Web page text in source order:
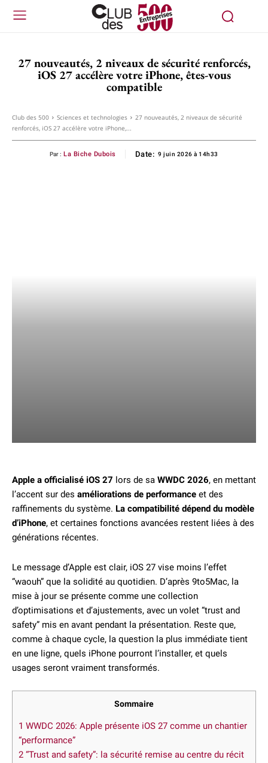
27 nouveautés, 2 niveaux de sécurité renforcés,
iOS 27 accélère votre iPhone, êtes-vous
compatible
Club des 500 Sciences et technologies
27 nouveautés, 2 niveaux de sécurité
renforcés, iOS 27 accélère votre iPhone,...
Par : La Biche Dubois Date: 9 juin 2026 à 14h33
Apple a officialisé iOS 27 lors de sa WWDC 2026, en mettant
l’accent sur des améliorations de performance et des
raffinements du système. La compatibilité dépend du modèle
d’iPhone, et certaines fonctions avancées restent liées à des
générations récentes.
Le message d’Apple est clair, iOS 27 vise moins l’effet
“waouh” que la solidité au quotidien. D’après 9to5Mac, la
mise à jour se présente comme une collection
d’optimisations et d’ajustements, avec un volet “trust and
safety” mis en avant pendant la présentation. Reste que,
comme à chaque cycle, la question la plus immédiate tient
en une ligne, quels iPhone pourront l’installer, et quels
usages seront vraiment transformés.
Sommaire
1 WWDC 2026: Apple présente iOS 27 comme un chantier
“performance”
2 “Trust and safety”: la sécurité remise au centre du récit